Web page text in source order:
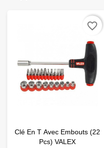
Clé En T Avec Embouts (22
Pcs) VALEX
favorite_border